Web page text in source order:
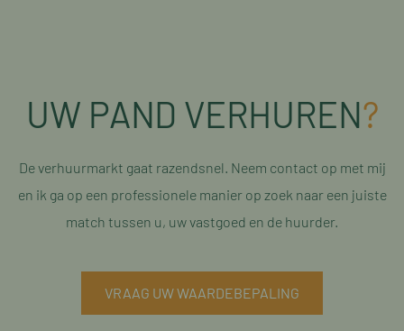
UW PAND VERHUREN?
De verhuurmarkt gaat razendsnel. Neem contact op met mij
en ik ga op een professionele manier op zoek naar een juiste
match tussen u, uw vastgoed en de huurder.
VRAAG UW WAARDEBEPALING